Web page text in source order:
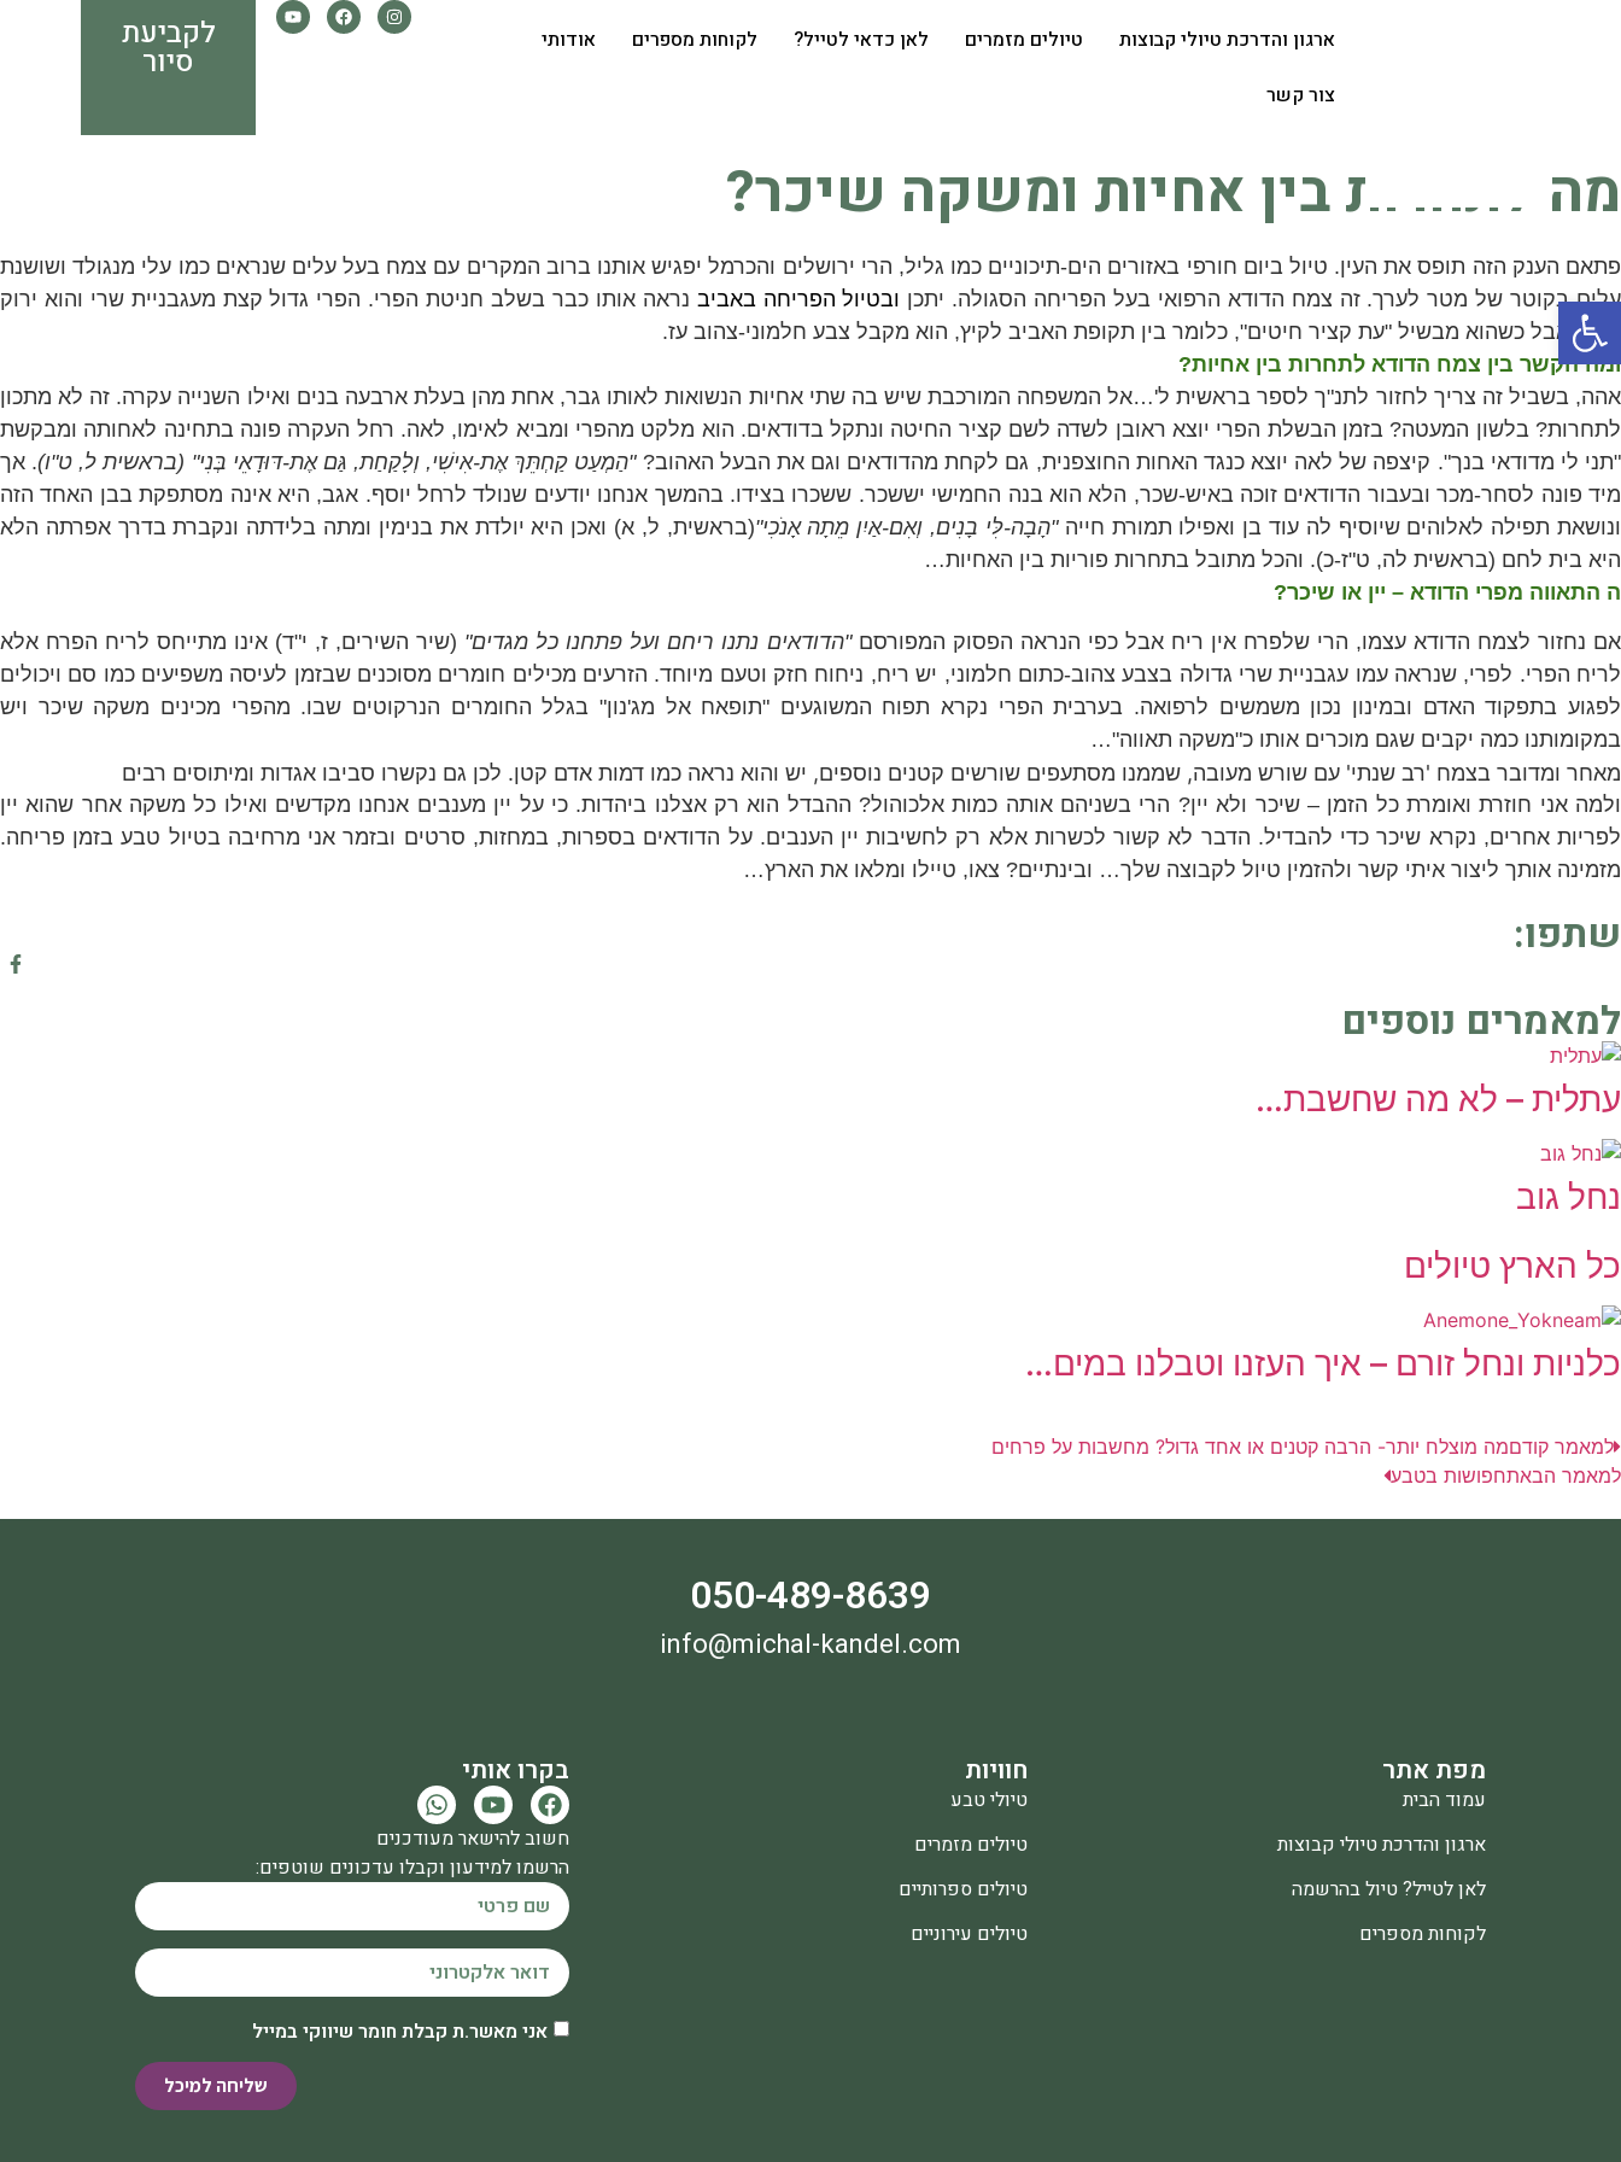
פתח סרגל נגישות
ארגון והדרכת טיולי קבוצות טיולים מזמרים לאן כדאי לטייל? לקוחות מספרים
אודותי
צור קשר
לקביעת
סיור
מה לתחרות בין אחיות ומשקה שיכר?
פתאם הענק הזה תופס את העין. טיול ביום חורפי באזורים הים-תיכוניים כמו גליל, הרי ירושלים והכרמל יפגיש אותנו ברוב המקרים עם צמח בעל עלים שנראים כמו עלי מנגולד ושושנת
עלים בקוטר של מטר לערך. זה צמח הדודא הרפואי בעל הפריחה הסגולה. יתכן ובטיול הפריחה באביב נראה אותו כבר בשלב חניטת הפרי. הפרי גדול קצת מעגבניית שרי והוא ירוק
בוסר אבל כשהוא מבשיל "עת קציר חיטים", כלומר בין תקופת האביב לקיץ, הוא מקבל צבע חלמוני-צהוב עז.
ומה הקשר בין צמח הדודא לתחרות בין אחיות?
אהה, בשביל זה צריך לחזור לתנ"ך לספר בראשית ל'…אל המשפחה המורכבת שיש בה שתי אחיות הנשואות לאותו גבר, אחת מהן בעלת ארבעה בנים ואילו השנייה עקרה. זה לא מתכון
לתחרות? בלשון המעטה? בזמן הבשלת הפרי יוצא ראובן לשדה לשם קציר החיטה ונתקל בדודאים. הוא מלקט מהפרי ומביא לאימו, לאה. רחל העקרה פונה בתחינה לאחותה ומבקשת
"תני לי מדודאי בנך". קיצפה של לאה יוצא כנגד האחות החוצפנית, גם לקחת מהדודאים וגם את הבעל האהוב?"הַמְעַט קַחְתֵּךְ אֶת-אִישִׁי, וְלָקַחַת, גַּם אֶת-דּוּדָאֵי בְּנִי" (בראשית ל, ט"ו). אך
מיד פונה לסחר-מכר ובעבור הדודאים זוכה באיש-שכר, הלא הוא בנה החמישי יששכר. ששכרו בצידו. בהמשך אנחנו יודעים שנולד לרחל יוסף. אגב, היא אינה מסתפקת בבן האחד הזה
ונושאת תפילה לאלוהים שיוסיף לה עוד בן ואפילו תמורת חייה"הָבָה-לִּי בָנִים, וְאִם-אַיִן מֵתָה אָנֹכִי"(בראשית, ל, א) ואכן היא יולדת את בנימין ומתה בלידתה ונקברתבדרךאפרתה הלא
היא בית לחם (בראשית לה, ט"ז-כ). והכל מתובל בתחרות פוריות בין האחיות…
ה התאווה מפרי הדודא – יין או שיכר?
אם נחזור לצמח הדודא עצמו, הרי שלפרח אין ריח אבל כפי הנראה הפסוק המפורסם"הדודאים נתנו ריחם ועל פתחנו כל מגדים" (שיר השירים, ז, י"ד) אינו מתייחס לריח הפרח אלא
לריח הפרי. לפרי, שנראה עמו עגבניית שרי גדולה בצבע צהוב-כתום חלמוני, יש ריח, ניחוח חזק וטעם מיוחד. הזרעים מכילים חומרים מסוכנים שבזמן לעיסה משפיעים כמו סם ויכולים
לפגוע בתפקוד האדם ובמינון נכון משמשים לרפואה. בערבית הפרי נקרא תפוח המשוגעים "תופאח אל מג'נון" בגלל החומרים הנרקוטים שבו. מהפרי מכינים משקה שיכר ויש
במקומותנו כמה יקבים שגם מוכרים אותו כ"משקה תאווה"…
מאחר ומדובר בצמח 'רב שנתי' עם שורש מעובה, שממנו מסתעפים שורשים קטנים נוספים, יש והוא נראה כמו דמות אדם קטן. לכן גם נקשרו סביבו אגדות ומיתוסים רבים
ולמה אני חוזרת ואומרת כל הזמן – שיכר ולא יין? הרי בשניהם אותה כמות אלכוהול? ההבדל הוא רק אצלנו ביהדות. כי על יין מענבים אנחנו מקדשים ואילו כל משקה אחר שהוא יין
לפריות אחרים, נקרא שיכר כדי להבדיל. הדבר לא קשור לכשרות אלא רק לחשיבות יין הענבים. על הדודאים בספרות, במחזות, סרטים ובזמר אני מרחיבה בטיול טבע בזמן פריחה.
מזמינה אותך ליצור איתי קשר ולהזמין טיול לקבוצה שלך… ובינתיים? צאו, טיילו ומלאו את הארץ…
שתפו:
למאמרים נוספים
עתלית – לא מה שחשבת…
נחל גוב
כל הארץ טיולים
כלניות ונחל זורם – איך העזנו וטבלנו במים…
למאמר קודםמה מוצלח יותר- הרבה קטנים או אחד גדול? מחשבות על פרחים
למאמר הבאתחפושות בטבע
050-489-8639
info@michal-kandel.com
מפת אתר
עמוד הבית
ארגון והדרכת טיולי קבוצות
לאן לטייל? טיול בהרשמה
לקוחות מספרים
חוויות
טיולי טבע
טיולים מזמרים
טיולים ספרותיים
טיולים עירוניים
בקרו אותי
חשוב להישאר מעודכנים
הרשמו למידעון וקבלו עדכונים שוטפים:
אני מאשר.ת קבלת חומר שיווקי במייל
שליחה למיכל